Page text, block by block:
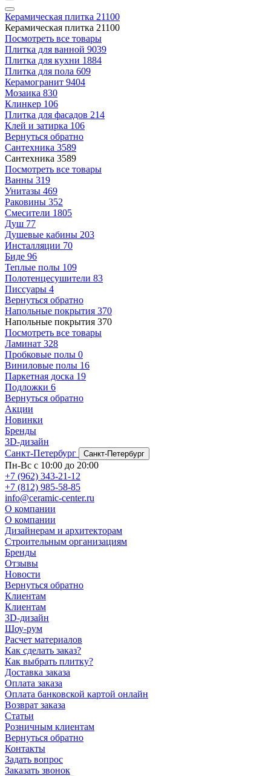
Керамическая плитка 21100
Керамическая плитка 21100
Посмотреть все товары
Плитка для ванной 9039
Плитка для кухни 1884
Плитка для пола 609
Керамогранит 9404
Мозаика 830
Клинкер 106
Плитка для фасадов 214
Клей и затирка 106
Вернуться обратно
Сантехника 3589
Сантехника 3589
Посмотреть все товары
Ванны 319
Унитазы 469
Раковины 352
Смесители 1805
Душ 77
Душевые кабины 203
Инсталляции 70
Биде 96
Теплые полы 109
Полотенцесушители 83
Писсуары 4
Вернуться обратно
Напольные покрытия 370
Напольные покрытия 370
Посмотреть все товары
Ламинат 328
Пробковые полы 0
Виниловые полы 16
Паркетная доска 19
Подложки 6
Вернуться обратно
Акции
Новинки
Бренды
3D-дизайн
Санкт-Петербург
Санкт-Петербург
Пн-Вс с 10:00 до 20:00
+7 (962) 343-21-12
+7 (812) 985-58-85
info@ceramic-center.ru
О компании
О компании
Дизайнерам и архитекторам
Строительным организациям
Бренды
Отзывы
Новости
Вернуться обратно
Клиентам
Клиентам
3D-дизайн
Шоу-рум
Расчет материалов
Как сделать заказ?
Как выбрать плитку?
Доставка заказа
Оплата заказа
Оплата банковской картой онлайн
Возврат заказа
Статьи
Розничным клиентам
Вернуться обратно
Контакты
Задать вопрос
Заказать звонок